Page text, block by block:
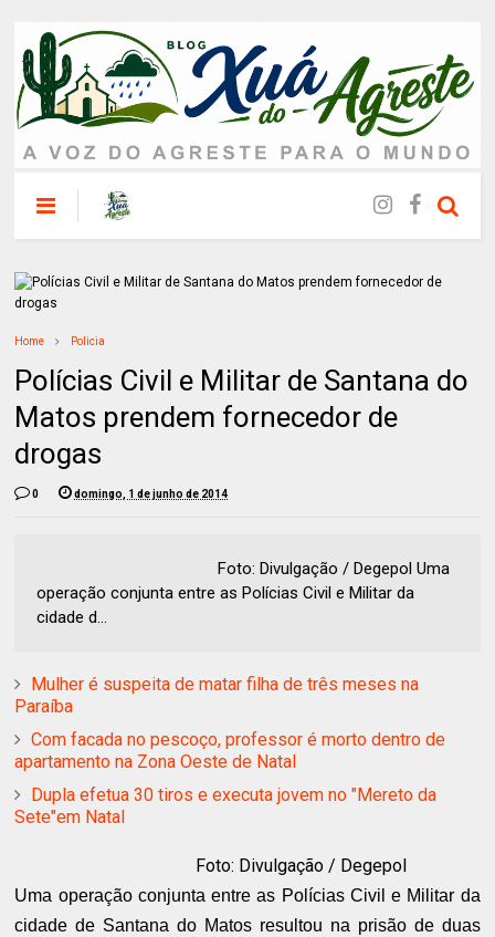
Home Policia
Polícias Civil e Militar de Santana do
Matos prendem fornecedor de
drogas
0 domingo, 1 de junho de 2014
Foto: Divulgação / Degepol Uma
operação conjunta entre as Polícias Civil e Militar da
cidade d...
Mulher é suspeita de matar filha de três meses na
Paraíba
Com facada no pescoço, professor é morto dentro de
apartamento na Zona Oeste de Natal
Dupla efetua 30 tiros e executa jovem no "Mereto da
Sete"em Natal
Foto: Divulgação / Degepol
Uma operação conjunta entre as Polícias Civil e Militar da
cidade de Santana do Matos resultou na prisão de duas